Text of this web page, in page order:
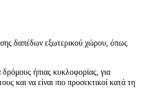
δαπέδων εξωτερικού χώρου, όπως
ήπιας κυκλοφορίας, για
και να είναι πιο προσεκτικοί κατά τη